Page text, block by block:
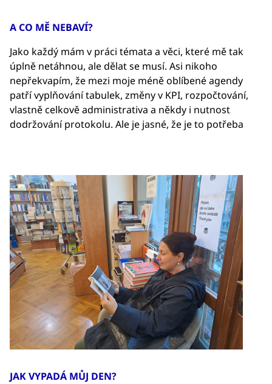
A CO MĚ NEBAVÍ?
Jako každý mám v práci témata a věci, které mě tak
úplně netáhnou, ale dělat se musí. Asi nikoho
nepřekvapím, že mezi moje méně oblíbené agendy
patří vyplňování tabulek, změny v KPI, rozpočtování,
vlastně celkově administrativa a někdy i nutnost
dodržování protokolu. Ale je jasné, že je to potřeba
JAK VYPADÁ MŮJ DEN?